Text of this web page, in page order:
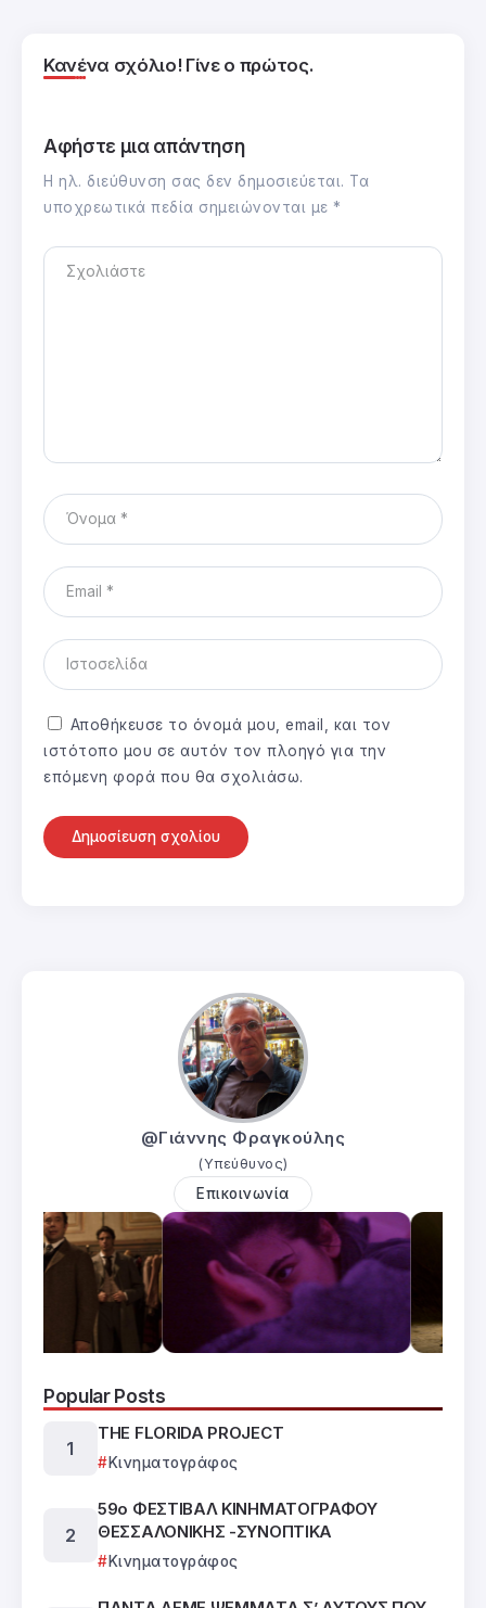
Κανένα σχόλιο! Γίνε ο πρώτος.
Αφήστε μια απάντηση
Η ηλ. διεύθυνση σας δεν δημοσιεύεται. Τα
υποχρεωτικά πεδία σημειώνονται με *
Αποθήκευσε το όνομά μου, email, και τον
ιστότοπο μου σε αυτόν τον πλοηγό για την
επόμενη φορά που θα σχολιάσω.
@Γιάννης Φραγκούλης
(Υπεύθυνος)
Επικοινωνία
Popular Posts
THE FLORIDA PROJECT
Κινηματογράφος
59ο ΦΕΣΤΙΒΑΛ ΚΙΝΗΜΑΤΟΓΡΑΦΟΥ
ΘΕΣΣΑΛΟΝΙΚΗΣ -ΣΥΝΟΠΤΙΚΑ
Κινηματογράφος